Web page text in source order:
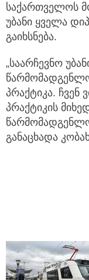
საქართველოს
უბანი ყველა
გაიხსნება.
„საარჩევნო
პრაქტიკა. ჩვენ
პრაქტიკის
განაცხადა